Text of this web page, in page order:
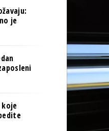
I AI
& SPORT
REGIONA
NA RAFU
I AI
REGIONA
je